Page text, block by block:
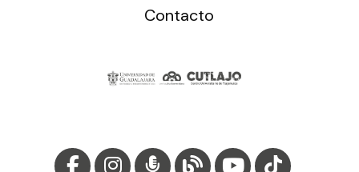
Contacto